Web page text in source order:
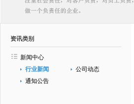
资讯类别
新闻中心
行业新闻
公司动态
通知公告